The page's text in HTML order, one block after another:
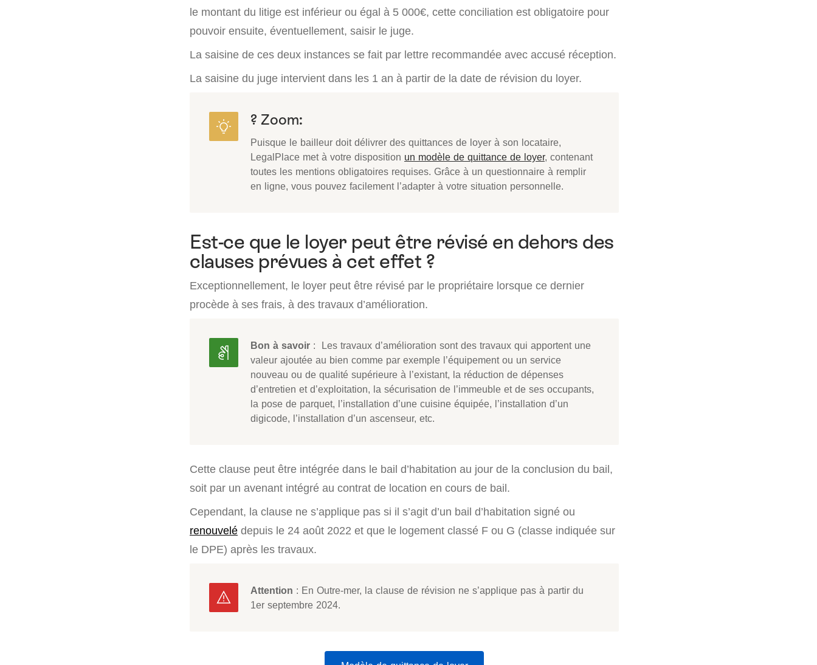
le montant du litige est inférieur ou égal à 5 000€, cette conciliation est obligatoire pour
pouvoir ensuite, éventuellement, saisir le juge.
La saisine de ces deux instances se fait par lettre recommandée avec accusé réception.
La saisine du juge intervient dans les 1 an à partir de la date de révision du loyer.
? Zoom:
Puisque le bailleur doit délivrer des quittances de loyer à son locataire,
LegalPlace met à votre disposition un modèle de quittance de loyer, contenant
toutes les mentions obligatoires requises. Grâce à un questionnaire à remplir
en ligne, vous pouvez facilement l’adapter à votre situation personnelle.
Est-ce que le loyer peut être révisé en dehors des
clauses prévues à cet effet ?
Exceptionnellement, le loyer peut être révisé par le propriétaire lorsque ce dernier
procède à ses frais, à des travaux d’amélioration.
Bon à savoir : Les travaux d’amélioration sont des travaux qui apportent une
valeur ajoutée au bien comme par exemple l’équipement ou un service
nouveau ou de qualité supérieure à l’existant, la réduction de dépenses
d’entretien et d’exploitation, la sécurisation de l’immeuble et de ses occupants,
la pose de parquet, l’installation d’une cuisine équipée, l’installation d’un
digicode, l’installation d’un ascenseur, etc.
Cette clause peut être intégrée dans le bail d’habitation au jour de la conclusion du bail,
soit par un avenant intégré au contrat de location en cours de bail.
Cependant, la clause ne s’applique pas si il s’agit d’un bail d’habitation signé ou
renouvelé depuis le 24 août 2022 et que le logement classé F ou G (classe indiquée sur
le DPE) après les travaux.
Attention : En Outre-mer, la clause de révision ne s’applique pas à partir du
1er septembre 2024.